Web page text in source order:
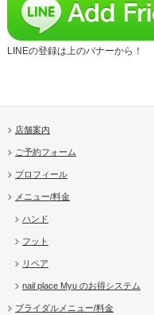
LINEの登録は上のバナーから！
店舗案内
ご予約フォーム
プロフィール
メニュー/料金
ハンド
フット
リペア
nail place Myu のお得システム
ブライダルメニュー/料金